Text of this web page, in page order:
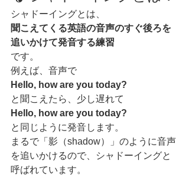
シャドーイングとは、
聞こえてくる英語の音声のすぐ後ろを
追いかけて発音する練習
です。
例えば、音声で
Hello, how are you today?
と聞こえたら、少し遅れて
Hello, how are you today?
と同じように発音します。
まるで「影（shadow）」のように音声
を追いかけるので、シャドーイングと
呼ばれています。